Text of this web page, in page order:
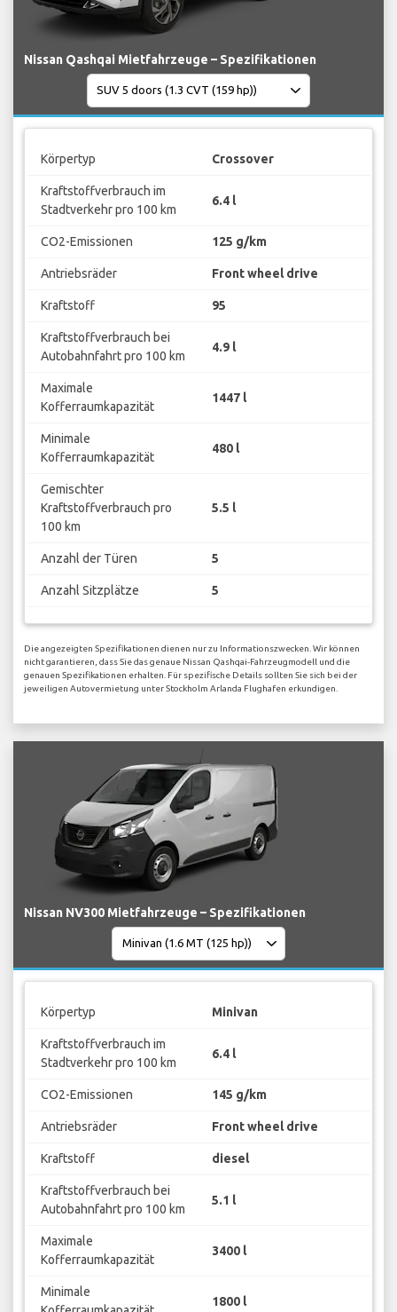
Nissan Qashqai Mietfahrzeuge – Spezifikationen
Körpertyp Crossover
Kraftstoffverbrauch im
Stadtverkehr pro 100 km
6.4 l
CO2-Emissionen 125 g/km
Antriebsräder Front wheel drive
Kraftstoff 95
Kraftstoffverbrauch bei
Autobahnfahrt pro 100 km
4.9 l
Maximale
Kofferraumkapazität
1447 l
Minimale
Kofferraumkapazität
480 l
Gemischter
Kraftstoffverbrauch pro
100 km
5.5 l
Anzahl der Türen 5
Anzahl Sitzplätze 5
Die angezeigten Spezifikationen dienen nur zu Informationszwecken. Wir können
nicht garantieren, dass Sie das genaue Nissan Qashqai-Fahrzeugmodell und die
genauen Spezifikationen erhalten. Für spezifische Details sollten Sie sich bei der
jeweiligen Autovermietung unter Stockholm Arlanda Flughafen erkundigen.
Nissan NV300 Mietfahrzeuge – Spezifikationen
Körpertyp Minivan
Kraftstoffverbrauch im
Stadtverkehr pro 100 km
6.4 l
CO2-Emissionen 145 g/km
Antriebsräder Front wheel drive
Kraftstoff diesel
Kraftstoffverbrauch bei
Autobahnfahrt pro 100 km
5.1 l
Maximale
Kofferraumkapazität
3400 l
Minimale
1800 l